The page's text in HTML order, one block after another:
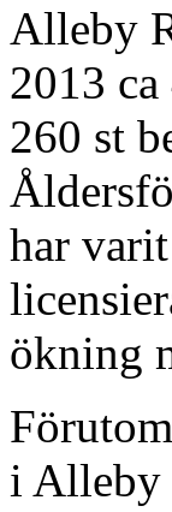
Alleby
2013
260 st
har
ökning
i Alleby